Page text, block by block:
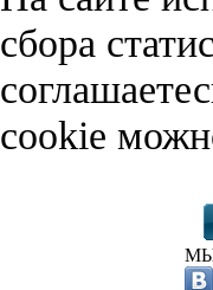
сбора
cookie